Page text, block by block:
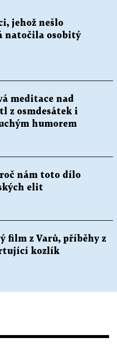
jehož nešlo
natočila osobitý
meditace nad
z osmdesátek i
humorem
nám toto dílo
elit
film z Varů, příběhy z
kozlík